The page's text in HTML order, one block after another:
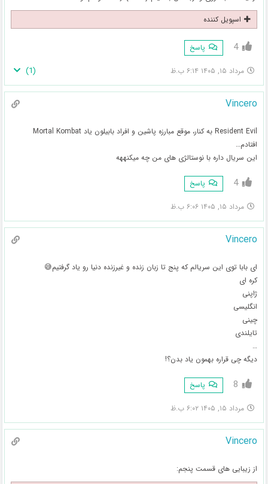
اسپویل کننده
4 پاسخ
مرداد ۱۵, ۱۴۰۵ ۶:۱۴ ب.ظ (
1
)
Vincero
Resident Evil به کنار، موقع مبارزه پاشین و افراد بابیلون یاد Mortal Kombat
افتادم…
این سریال داره با نوستالژی های من چه میکنههه
4 پاسخ
مرداد ۱۵, ۱۴۰۵ ۶:۰۶ ب.ظ
Vincero
ای بابا توی این سریالم که پنج تا زبان زنده و غیرزنده دنیا رو یاد گرفتیم😅
کره ای
ژاپنی
انگلیسی
چینی
تایلندی
…
دیگه چی قراره بهمون یاد بدن؟!
8 پاسخ
مرداد ۱۵, ۱۴۰۵ ۶:۰۲ ب.ظ
Vincero
از زیبایی های قسمت پنجم: